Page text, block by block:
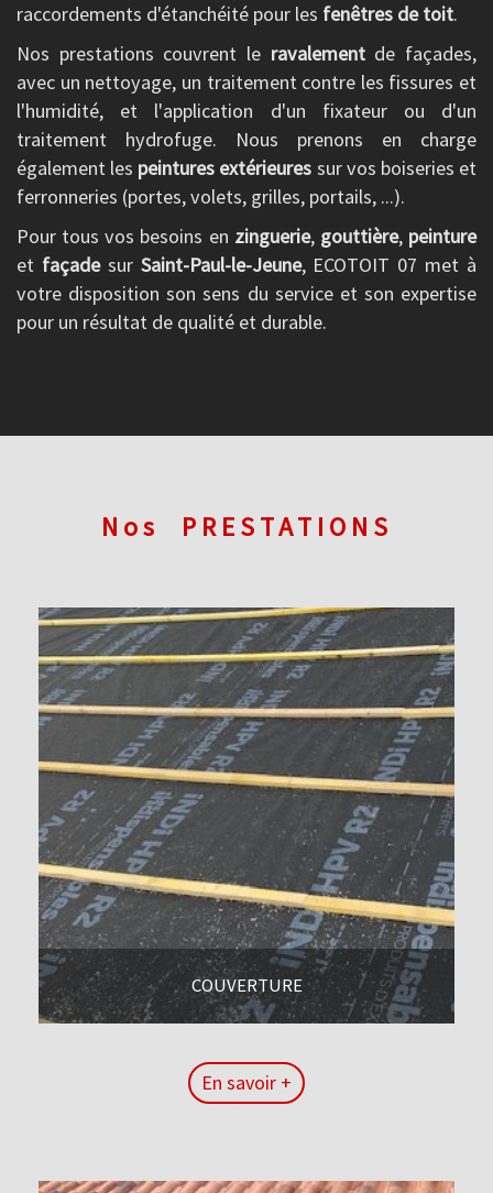
raccordements d'étanchéité pour les fenêtres de toit.
Nos prestations couvrent le ravalementde façades,
avec un nettoyage, un traitement contre les fissures et
l'humidité, et l'application d'un fixateur ou d'un
traitement hydrofuge. Nous prenons en charge
également les peintures extérieures sur vos boiseries et
ferronneries (portes, volets, grilles, portails, ...).
Pour tous vos besoins en zinguerie, gouttière, peinture
et façadesur Saint-Paul-le-Jeune, ECOTOIT 07 met à
votre disposition son sens du service et son expertise
pour un résultat de qualité et durable.
Nos PRESTATIONS
COUVERTURE
En savoir +